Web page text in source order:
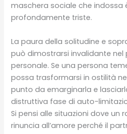
maschera sociale che indossa
profondamente triste.
La paura della solitudine e
può dimostrarsi invalidante
personale. Se una persona
possa trasformarsi in ostilità
punto da emarginarla e
distruttiva fase di auto-
Si pensi alle situazioni dove un
rinuncia all’amore perché il